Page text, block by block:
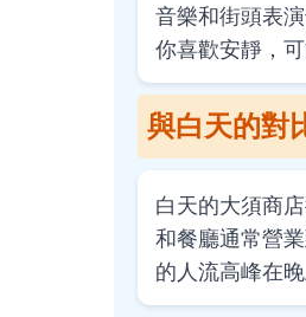
音樂和街頭表
你喜歡安靜，
與白天的對
白天的大須商
和餐廳通常營
的人流高峰在